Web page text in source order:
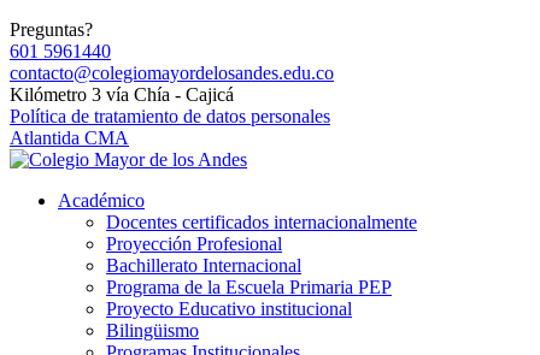
Preguntas?
601 5961440
contacto@colegiomayordelosandes.edu.co
Kilómetro 3 vía Chía - Cajicá
Política de tratamiento de datos personales
Atlantida CMA
Académico
Docentes certificados internacionalmente
Proyección Profesional
Bachillerato Internacional
Programa de la Escuela Primaria PEP
Proyecto Educativo institucional
Bilingüismo